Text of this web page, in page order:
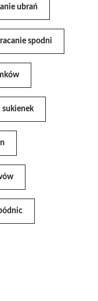
ubrań
spodni
sukienek